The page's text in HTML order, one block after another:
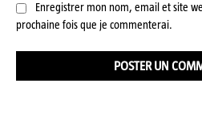
Enregistrer mon nom, email et site
prochaine fois que je commenterai.